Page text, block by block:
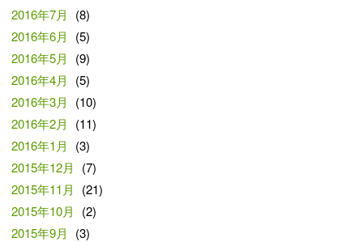
2016年7月
(8)
2016年6月
(5)
2016年5月
(9)
2016年4月
(5)
2016年3月
(10)
2016年2月
(11)
2016年1月
(3)
2015年12月
(7)
2015年11月
(21)
2015年10月
(2)
2015年9月
(3)